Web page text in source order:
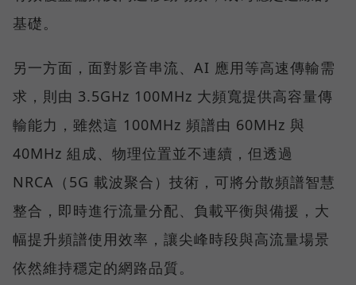
基礎。
另一方面，面對影音串流、AI 應用等高速傳輸需
求，則由 3.5GHz 100MHz 大頻寬提供高容量傳
輸能力，雖然這 100MHz 頻譜由 60MHz 與
40MHz 組成、物理位置並不連續，但透過
NRCA（5G 載波聚合）技術，可將分散頻譜智慧
整合，即時進行流量分配、負載平衡與備援，大
幅提升頻譜使用效率，讓尖峰時段與高流量場景
依然維持穩定的網路品質。